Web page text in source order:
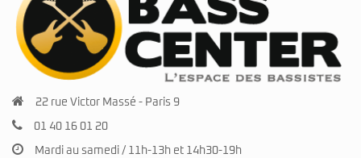
22 rue Victor Massé - Paris 9
01 40 16 01 20
Mardi au samedi / 11h-13h et 14h30-19h